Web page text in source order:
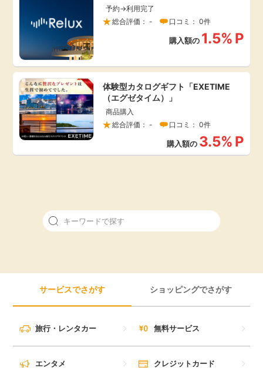
ゲーム
買い物
モニター
ポイ活お得情報
特集一覧
ヘルプセンター
学び
進学・教育
美容・健康
月額有料サービス
予約→利用完了
総合評価： -
口コミ： 0件
購入額の 1.5% P
体験型カタログギフト「EXETIME
（エグゼタイム）」
商品購入
総合評価： -
口コミ： 0件
購入額の 3.5% P
サービスでさがす ショッピングでさがす
旅行・レンタカー 無料サービス
エンタメ クレジットカード